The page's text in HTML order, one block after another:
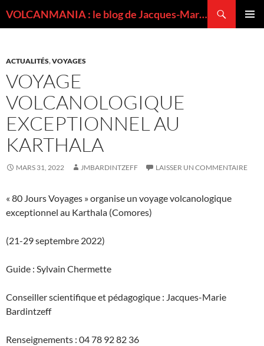
VOLCANMANIA : le blog de Jacques-Marie BARDINTZEFF, volcanologue
ACTUALITÉS,VOYAGES
VOYAGE
VOLCANOLOGIQUE
EXCEPTIONNEL AU
KARTHALA
MARS 31, 2022 JMBARDINTZEFF LAISSER UN COMMENTAIRE
« 80 Jours Voyages » organise un voyage volcanologique
exceptionnel au Karthala (Comores)
(21-29 septembre 2022)
Guide : Sylvain Chermette
Conseiller scientifique et pédagogique : Jacques-Marie
Bardintzeff
Renseignements : 04 78 92 82 36